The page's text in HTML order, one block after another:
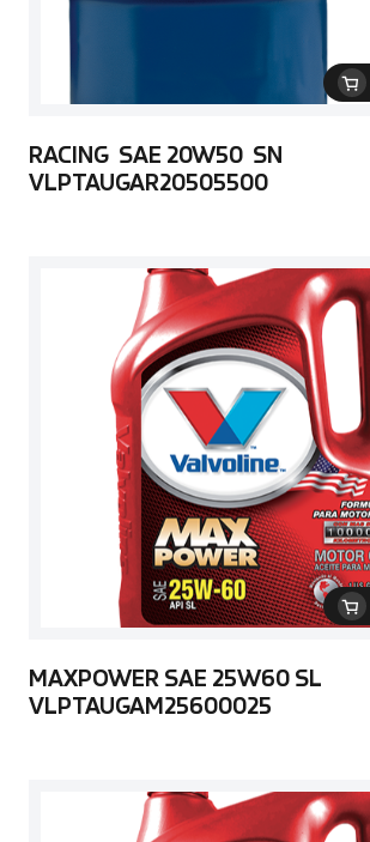
RACING SAE 20W50 SN
VLPTAUGAR20505500
MAXPOWER SAE 25W60 SL
VLPTAUGAM25600025